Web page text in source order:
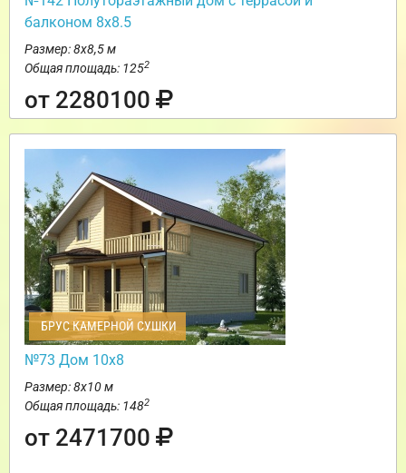
балконом 8х8.5
Размер: 8х8,5 м
Общая площадь: 1252
от 2280100
БРУС КАМЕРНОЙ СУШКИ
№73 Дом 10х8
Размер: 8х10 м
Общая площадь: 1482
от 2471700